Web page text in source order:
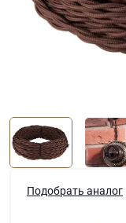
Подобрать аналог